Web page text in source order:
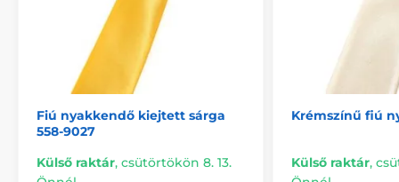
Fiú nyakkendő kiejtett sárga
558-9027
Külső raktár, csütörtökön 8. 13.
Krémszínű fiú
Külső raktár,